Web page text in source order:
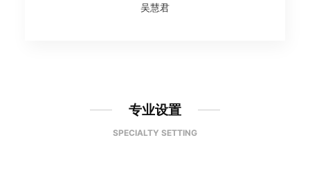
吴慧君
专业设置
SPECIALTY SETTING